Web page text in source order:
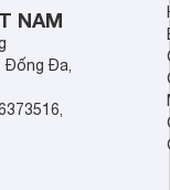
NAM
Đống Đa,